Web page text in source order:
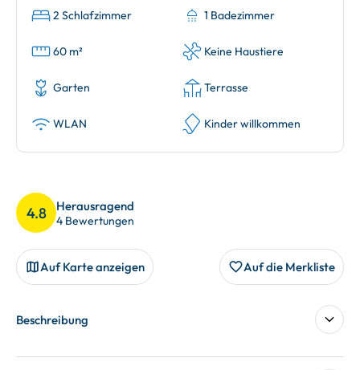
2 Schlafzimmer 1 Badezimmer
60 m² Keine Haustiere
Garten Terrasse
WLAN Kinder willkommen
4.8 Herausragend
4 Bewertungen
Auf Karte anzeigen Auf die Merkliste
Beschreibung